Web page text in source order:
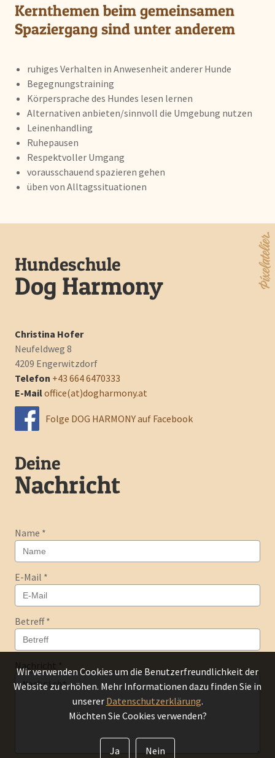
Kernthemen beim gemeinsamen
Spaziergang sind unter anderem
ruhiges Verhalten in Anwesenheit anderer Hunde
Begegnungstraining
Körpersprache des Hundes lesen lernen
Alternativen anbieten/sinnvoll die Umgebung nutzen
Leinenhandling
Ruhepausen
Respektvoller Umgang
vorausschauend spazieren gehen
üben von Alltagssituationen
Hundeschule
Dog Harmony
Christina Hofer
Neufeldweg 8
4209 Engerwitzdorf
Telefon +43 664 6470333‬
E-Mailoffice(at)dogharmony.at
Folge DOG HARMONY auf Facebook
Deine
Nachricht
Name *
E-Mail *
Betreff*
Wir verwenden Cookies um die Benutzerfreundlichkeit der
Website zu erhöhen. Mehr Informationen dazu finden Sie in
unserer Datenschutzerklärung.
Möchten Sie Cookies verwenden?
Ja Nein